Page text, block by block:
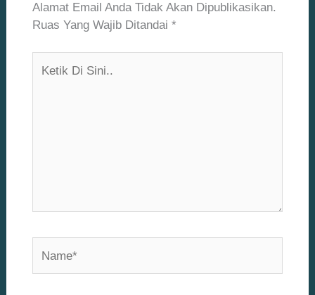
Alamat Email Anda Tidak Akan Dipublikasikan.
Ruas Yang Wajib Ditandai *
Di